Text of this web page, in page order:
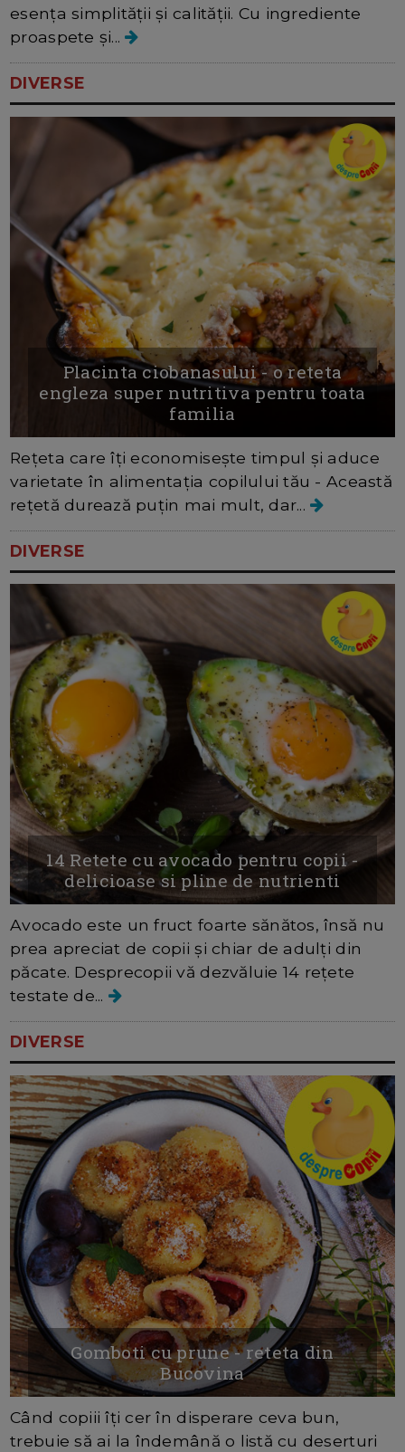
esența simplității și calității. Cu ingrediente
proaspete și...
DIVERSE
Placinta ciobanasului - o reteta
engleza super nutritiva pentru toata
familia
Rețeta care îți economisește timpul și aduce
varietate în alimentația copilului tău - Această
rețetă durează puțin mai mult, dar...
DIVERSE
14 Retete cu avocado pentru copii -
delicioase si pline de nutrienti
Avocado este un fruct foarte sănătos, însă nu
prea apreciat de copii și chiar de adulți din
păcate. Desprecopii vă dezvăluie 14 rețete
testate de...
DIVERSE
Gomboti cu prune - reteta din
Bucovina
Când copiii îți cer în disperare ceva bun,
trebuie să ai la îndemână o listă cu deserturi